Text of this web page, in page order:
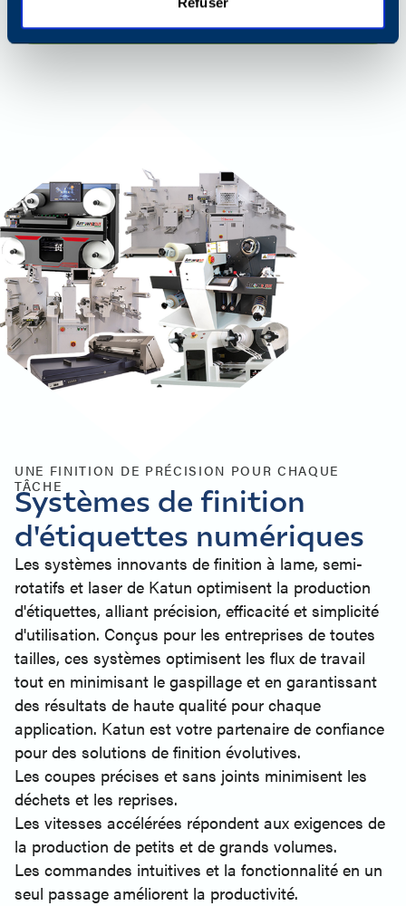
Voir plus de produits
UNE FINITION DE PRÉCISION POUR CHAQUE
TÂCHE
Systèmes de finition
d'étiquettes numériques
Les systèmes innovants de finition à lame, semi-
rotatifs et laser de Katun optimisent la production
d'étiquettes, alliant précision, efficacité et simplicité
d'utilisation. Conçus pour les entreprises de toutes
tailles, ces systèmes optimisent les flux de travail
tout en minimisant le gaspillage et en garantissant
des résultats de haute qualité pour chaque
application. Katun est votre partenaire de confiance
pour des solutions de finition évolutives.
Les coupes précises et sans joints minimisent les
déchets et les reprises.
Les vitesses accélérées répondent aux exigences de
la production de petits et de grands volumes.
Les commandes intuitives et la fonctionnalité en un
seul passage améliorent la productivité.